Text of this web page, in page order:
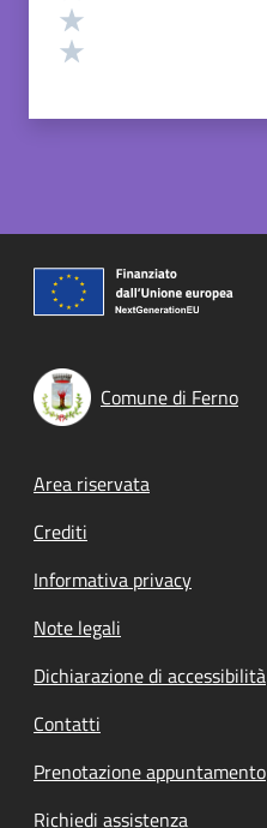
Comune di Ferno
Footer menu
Area riservata
Crediti
Informativa privacy
Note legali
Dichiarazione di accessibilità
Contatti
Prenotazione appuntamento
Richiedi assistenza